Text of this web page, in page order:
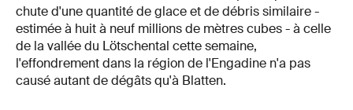
chute d'une quantité de glace et de débris similaire -
estimée à huit à neuf millions de mètres cubes - à celle
de la vallée du Lötschental cette semaine,
l'effondrement dans la région de l'Engadine n'a pas
causé autant de dégâts qu'à Blatten.